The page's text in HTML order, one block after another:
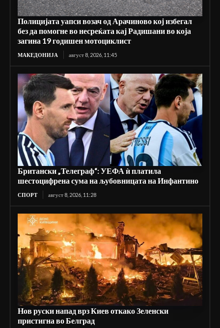
Полицијата уапси возач од Арачиново кој избегал
без да помогне во несреќата кај Радишани во која
загина 19 годишен мотоциклист
МАКЕДОНИЈА август 8, 2026, 11:45
Британски „Телеграф“: УЕФА ѝ платила
шестоцифрена сума на љубовницата на Инфантино
СПОРТ август 8, 2026, 11:28
Нов руски напад врз Киев откако Зеленски
пристигна во Белград